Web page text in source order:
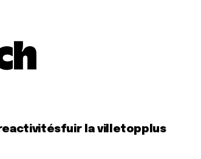
activitésfuir la villetopplus